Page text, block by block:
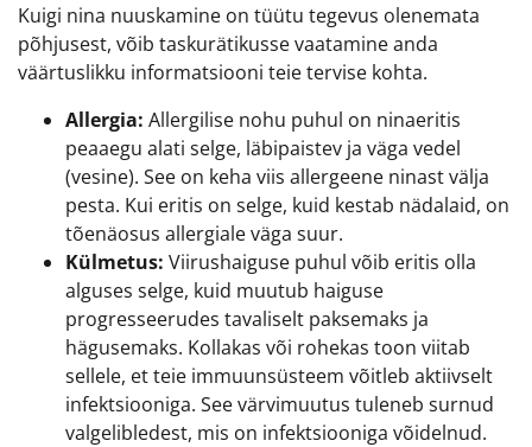
Kuigi nina nuuskamine on tüütu tegevus olenemata
põhjusest, võib taskurätikusse vaatamine anda
väärtuslikku informatsiooni teie tervise kohta.
Allergia: Allergilise nohu puhul on ninaeritis
peaaegu alati selge, läbipaistev ja väga vedel
(vesine). See on keha viis allergeene ninast välja
pesta. Kui eritis on selge, kuid kestab nädalaid, on
tõenäosus allergiale väga suur.
Külmetus: Viirushaiguse puhul võib eritis olla
alguses selge, kuid muutub haiguse
progresseerudes tavaliselt paksemaks ja
hägusemaks. Kollakas või rohekas toon viitab
sellele, et teie immuunsüsteem võitleb aktiivselt
infektsiooniga. See värvimuutus tuleneb surnud
valgelibledest, mis on infektsiooniga võidelnud.